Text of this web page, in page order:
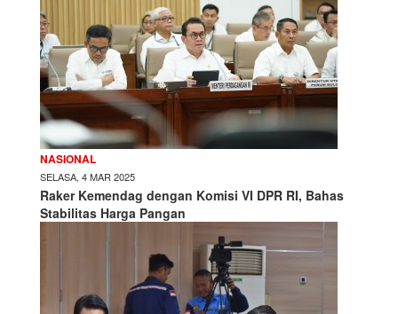
NASIONAL
SELASA, 4 MAR 2025
Raker Kemendag dengan Komisi VI DPR RI, Bahas
Stabilitas Harga Pangan